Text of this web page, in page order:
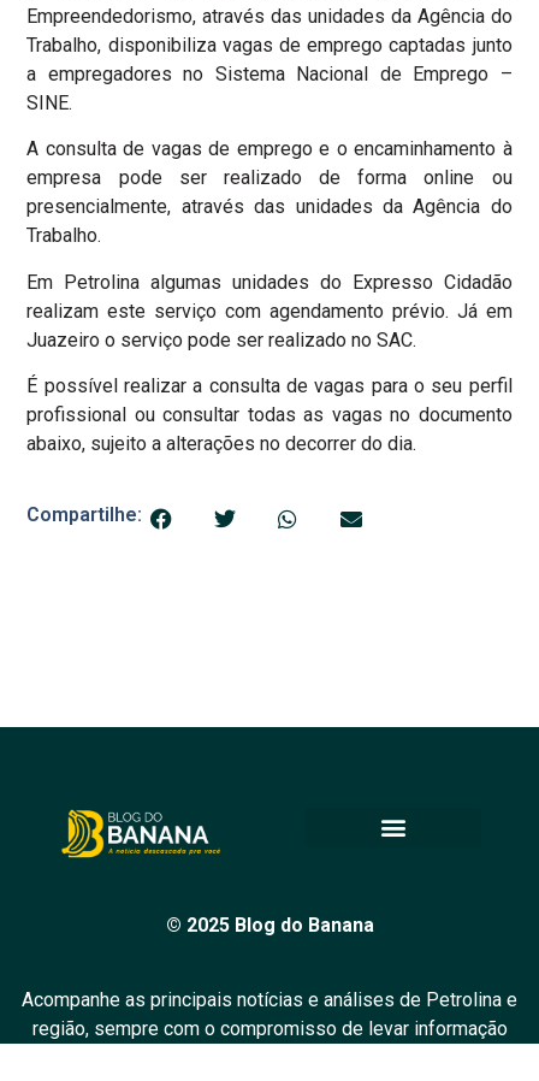
Empreendedorismo, através das unidades da Agência do
Trabalho, disponibiliza vagas de emprego captadas junto
a empregadores no Sistema Nacional de Emprego –
SINE.
A consulta de vagas de emprego e o encaminhamento à
empresa pode ser realizado de forma online ou
presencialmente, através das unidades da Agência do
Trabalho.
Em Petrolina algumas unidades do Expresso Cidadão
realizam este serviço com agendamento prévio. Já em
Juazeiro o serviço pode ser realizado no SAC.
É possível realizar a consulta de vagas para o seu perfil
profissional ou consultar todas as vagas no documento
abaixo, sujeito a alterações no decorrer do dia.
Compartilhe:
© 2025 Blog do Banana
Acompanhe as principais notícias e análises de Petrolina e
região, sempre com o compromisso de levar informação